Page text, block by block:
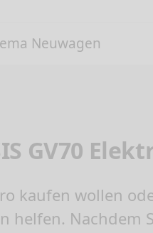
Neuwagen
GV70
kaufen wollen
helfen. Nachdem